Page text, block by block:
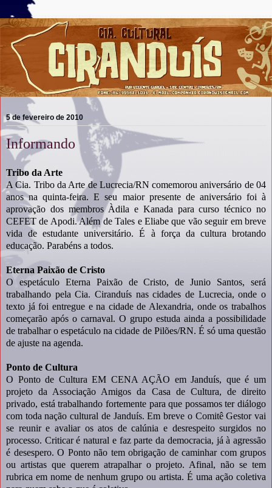
5 de fevereiro de 2010
Informando
Tribo da Arte
A Cia. Tribo da Arte de Lucrecia/RN comemorou aniversário de 04
anos na quinta-feira. E seu maior presente de aniversário foi à
aprovação dos membros Àdila e Kanada para curso técnico no
CEFET de Apodi. Além de Tales e Eliabe que vão seguir em breve
vida de estudante universitário. É à força da cultura brotando
educação. Parabéns a todos.
Eterna Paixão de Cristo
O espetáculo Eterna Paixão de Cristo, de Junio Santos, será
trabalhando pela Cia. Ciranduís nas cidades de Lucrecia, onde o
texto já foi entregue e na cidade de Alexandria, onde os trabalhos
começarão após o carnaval. O grupo estuda ainda a possibilidade
de trabalhar o espetáculo na cidade de Pilões/RN. É só uma questão
de ajuste na agenda.
Ponto de Cultura
O Ponto de Cultura EM CENA AÇÃO em Janduís, que é um
projeto da Associação Amigos da Casa de Cultura, de direito
privado, está trabalhando fortemente para que possamos ter diálogo
com toda nação cultural de Janduís. Em breve o Comitê Gestor vai
se reunir e avaliar os atos de calúnia e desrespeito surgidos no
processo. Criticar é natural e faz parte da democracia, já à agressão
é desespero. O Ponto não tem obrigação de caminhar com grupos
ou artistas que querem atrapalhar o projeto. Afinal, não se tem
rubrica em nome de nenhum grupo ou artista. É uma ação coletiva